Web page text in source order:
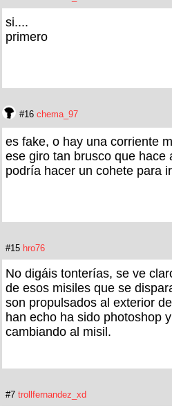
si....
primero
#16 chema_97
es fake, o hay una corriente
ese giro tan brusco que hace
podría hacer un cohete para
#15 hro76
No digáis tonterías, se ve
de esos misiles que se
son propulsados al exterior
han echo ha sido photoshop
cambiando al misil.
#7 trollfernandez_xd